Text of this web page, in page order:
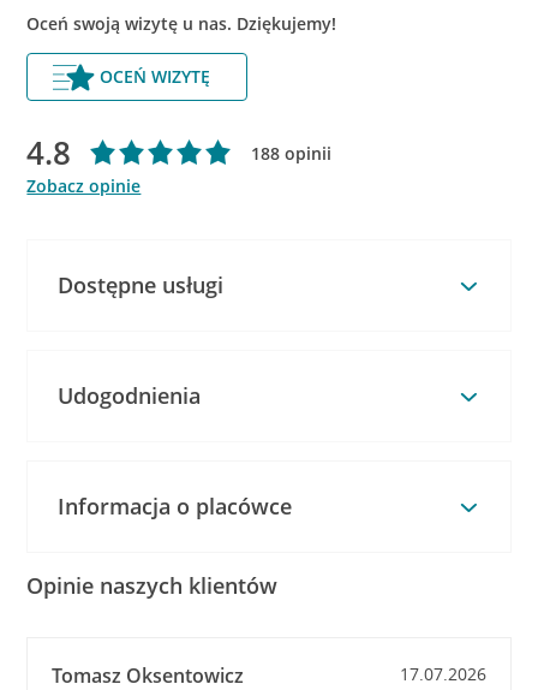
Oceń swoją wizytę u nas. Dziękujemy!
OCEŃ WIZYTĘ
4.8
188 opinii
Zobacz opinie
Dostępne usługi
Udogodnienia
Informacja o placówce
Opinie naszych klientów
Tomasz Oksentowicz 17.07.2026